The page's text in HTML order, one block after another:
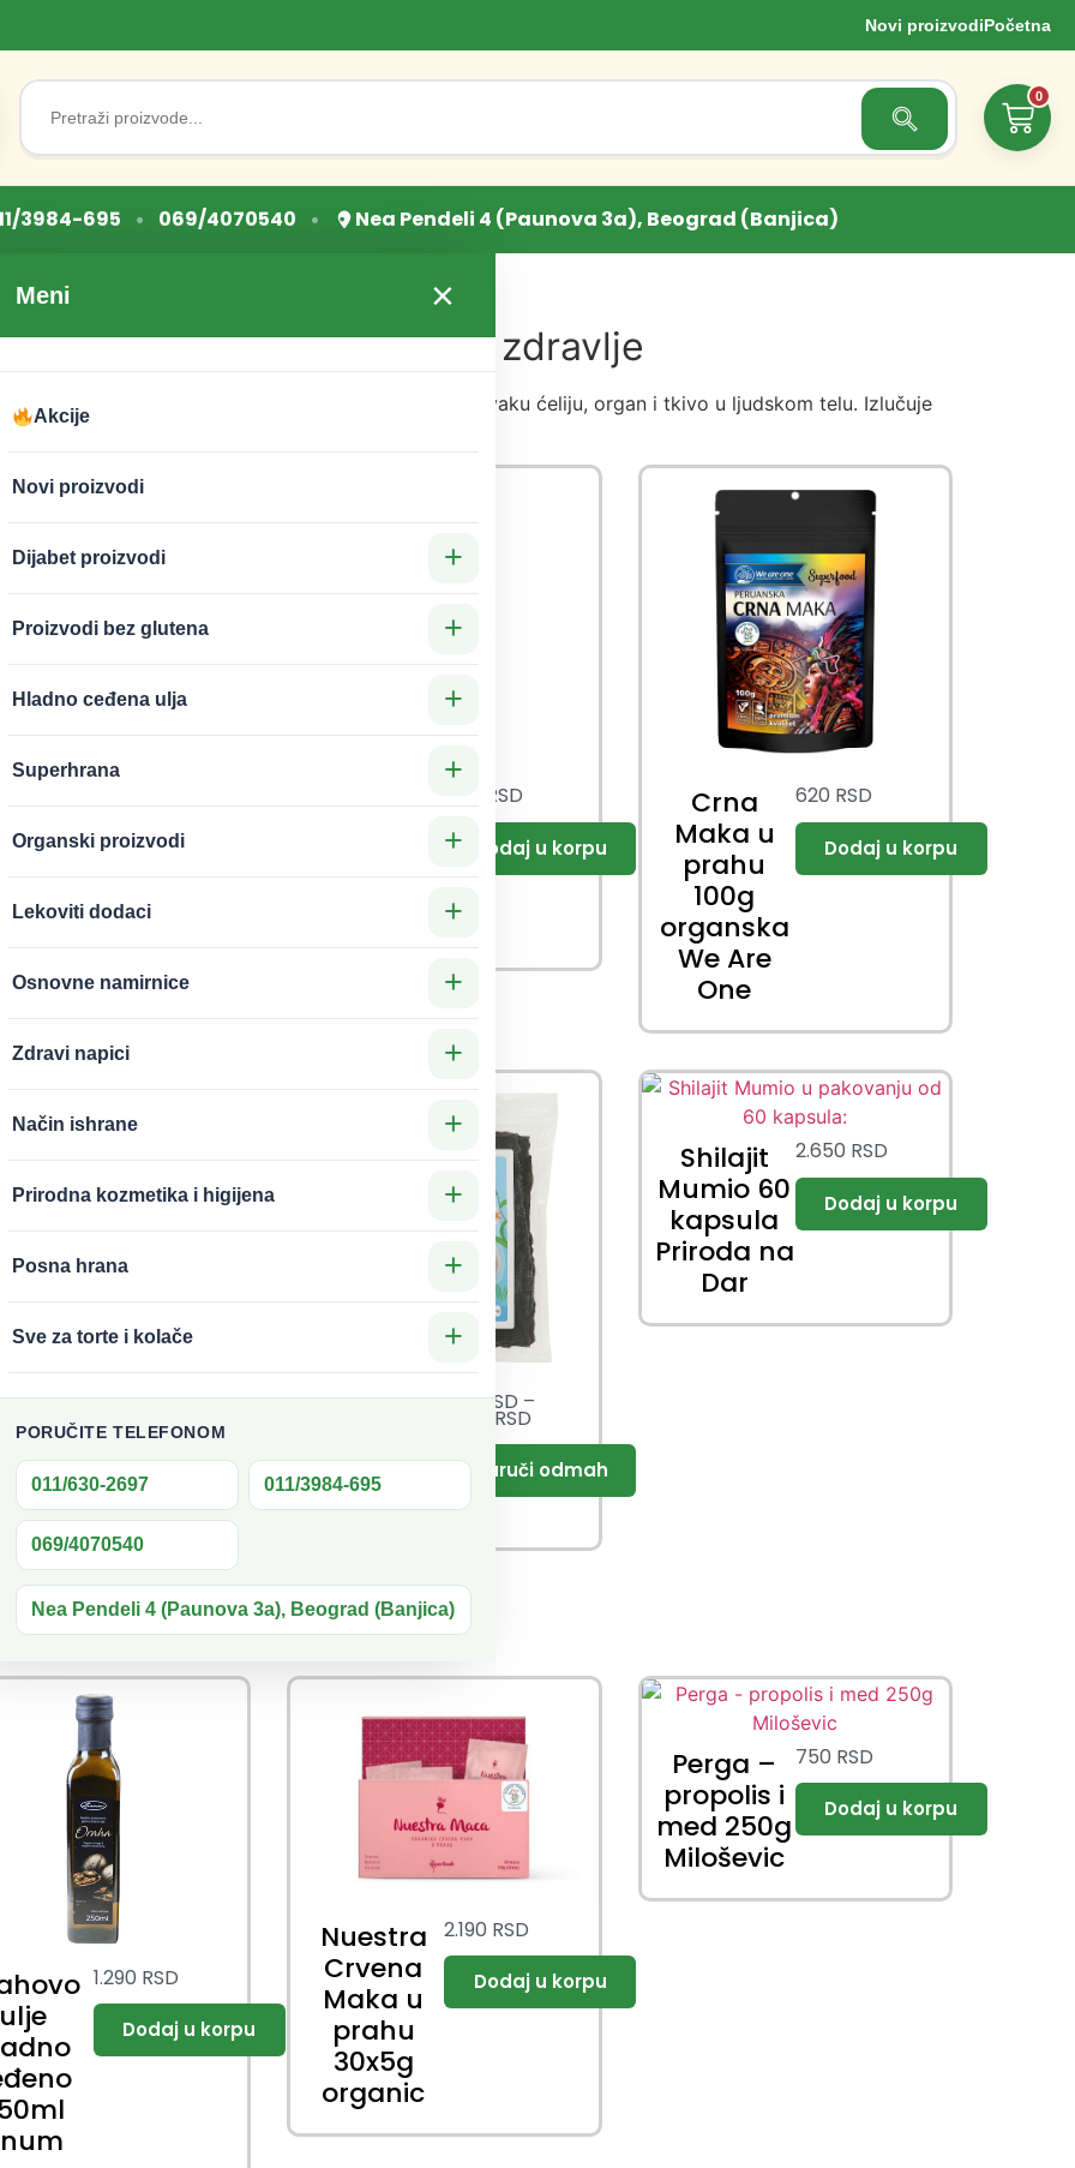
Novi proizvodiPočetna
Search
for:
Search Button
0
3984-695 • 069/4070540 • Nea Pendeli 4 (Paunova 3a), Beograd (Banjica)
Meni ×
Akcije
Novi proizvodi
Dijabet proizvodi +
Proizvodi bez glutena +
Hladno ceđena ulja +
Superhrana +
Organski proizvodi +
Lekoviti dodaci +
Osnovne namirnice +
Zdravi napici +
Način ishrane +
Prirodna kozmetika i higijena +
Posna hrana +
Sve za torte i kolače +
PORUČITE TELEFONOM
011/630-2697 011/3984-695
069/4070540
Nea Pendeli 4 (Paunova 3a), Beograd (Banjica)
hormonalnu ravnotežu i zdravlje
donjeg vrata i proizvodi hormone koji utiču na svaku ćeliju, organ i tkivo u ljudskom telu. Izlučuje
vitalnu ulogu u metabolizmu.
od
200g
Tinktura
RSD
Crna
Maka u
prahu
100g
organska
We Are
One
620 RSD
u
Are
620RSD
Kombu
(kelp)
299RSD –
RSD
Shilajit
Mumio 60
kapsula
Priroda na
Dar
2.650 RSD
1.290 RSD
Nuestra
Crvena
Maka u
prahu
30x5g
organic
2.190 RSD
Perga –
propolis i
med 250g
Miloševic
750 RSD